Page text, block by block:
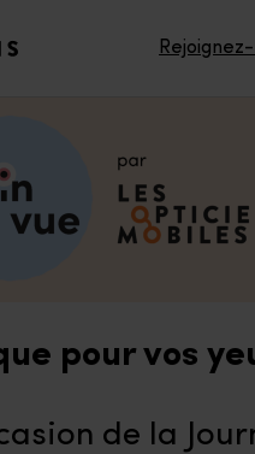
d'accueil
pour vos
de la